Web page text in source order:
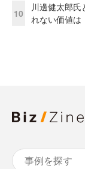
10
川邊健太郎
れない価値は